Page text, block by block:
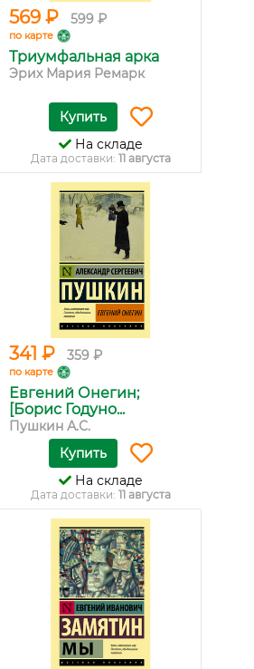
569 ₽ 599 ₽
по карте
Триумфальная арка
Эрих Мария Ремарк
Купить
На складе
Дата доставки: 11 августа
341 ₽ 359 ₽
по карте
Евгений Онегин;
[Борис Годуно...
Пушкин А.С.
Купить
На складе
Дата доставки: 11 августа